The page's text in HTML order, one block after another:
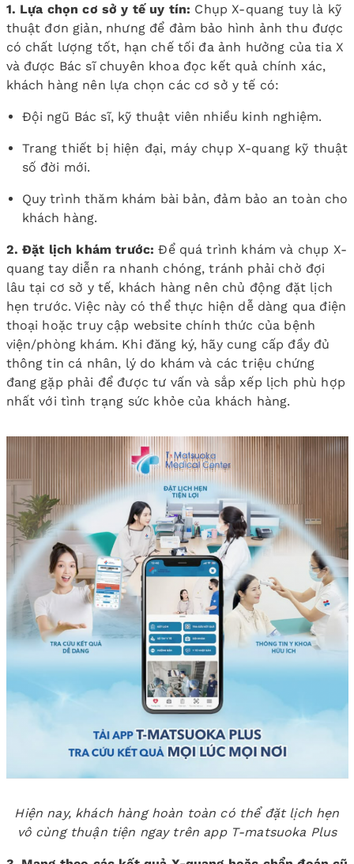
1. Lựa chọn cơ sở y tế uy tín: Chụp X-quang tuy là kỹ
thuật đơn giản, nhưng để đảm bảo hình ảnh thu được
có chất lượng tốt, hạn chế tối đa ảnh hưởng của tia X
và được Bác sĩ chuyên khoa đọc kết quả chính xác,
khách hàng nên lựa chọn các cơ sở y tế có:
Đội ngũ Bác sĩ, kỹ thuật viên nhiều kinh nghiệm.
Trang thiết bị hiện đại, máy chụp X-quang kỹ thuật
số đời mới.
Quy trình thăm khám bài bản, đảm bảo an toàn cho
khách hàng.
2. Đặt lịch khám trước: Để quá trình khám và chụp X-
quang tay diễn ra nhanh chóng, tránh phải chờ đợi
lâu tại cơ sở y tế, khách hàng nên chủ động đặt lịch
hẹn trước. Việc này có thể thực hiện dễ dàng qua điện
thoại hoặc truy cập website chính thức của bệnh
viện/phòng khám. Khi đăng ký, hãy cung cấp đầy đủ
thông tin cá nhân, lý do khám và các triệu chứng
đang gặp phải để được tư vấn và sắp xếp lịch phù hợp
nhất với tình trạng sức khỏe của khách hàng.
Hiện nay, khách hàng hoàn toàn có thể đặt lịch hẹn
vô cùng thuận tiện ngay trên app T-matsuoka Plus